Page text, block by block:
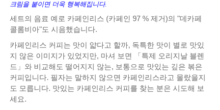
크림을 붙이면 더욱 행복해집니다.
세트의 음료 예로 카페인리스 (카페인 97 % 제거)의 "데카페
콜롬비아"도 시음했습니다.
카페인리스 커피는 맛이 얇다고 할까, 독특한 맛이 별로 맛있
지 않은 이미지가 있었지만, 마셔 보면 「특제 오리지날 블렌
드」와 비교해도 떨어지지 않는, 보통으로 맛있는 깊은 볶은
커피입니다. 필자는 말하지 않으면 카페인리스라고 몰랐을지
도 모릅니다. 맛있는 카페인리스 커피를 찾는 분은 시도해 보
세요.